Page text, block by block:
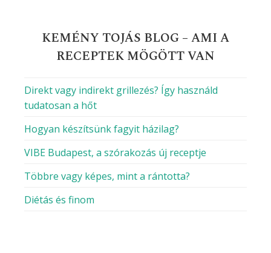
KEMÉNY TOJÁS BLOG – AMI A
RECEPTEK MÖGÖTT VAN
Direkt vagy indirekt grillezés? Így használd
tudatosan a hőt
Hogyan készítsünk fagyit házilag?
VIBE Budapest, a szórakozás új receptje
Többre vagy képes, mint a rántotta?
Diétás és finom